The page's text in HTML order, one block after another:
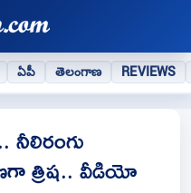
ఏపీ తెలంగాణ REVIEWS
త్రిష.. వీడియో